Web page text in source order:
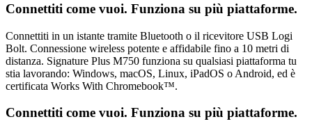
Connettiti come vuoi. Funziona su più piattaforme.
Connettiti in un istante tramite Bluetooth o il ricevitore USB Logi
Bolt. Connessione wireless potente e affidabile fino a 10 metri di
distanza. Signature Plus M750 funziona su qualsiasi piattaforma tu
stia lavorando: Windows, macOS, Linux, iPadOS o Android, ed è
certificata Works With Chromebook™.
Connettiti come vuoi. Funziona su più piattaforme.